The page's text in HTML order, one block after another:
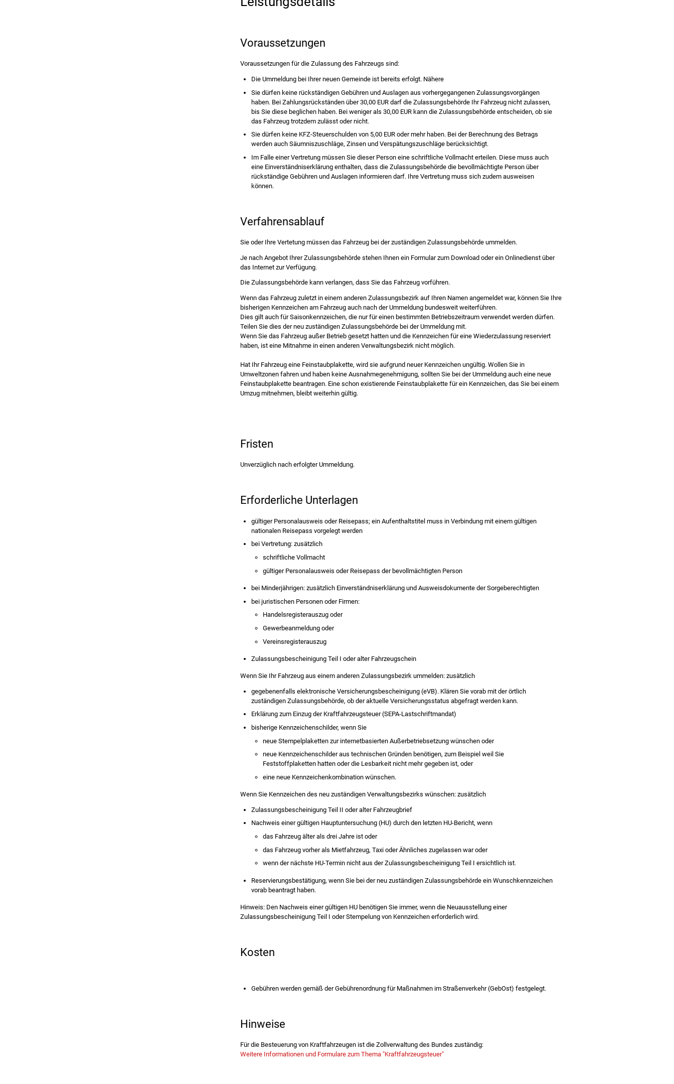
Voraussetzungen
Voraussetzungen für die Zulassung des Fahrzeugs sind:
Die Ummeldung bei Ihrer neuen Gemeinde ist bereits erfolgt. Nähere
Sie dürfen keine rückständigen Gebühren und Auslagen aus vorhergegangenen Zulassungsvorgängen
haben. Bei Zahlungsrückständen über 30,00 EUR darf die Zulassungsbehörde Ihr Fahrzeug nicht zulassen,
bis Sie diese beglichen haben. Bei weniger als 30,00 EUR kann die Zulassungsbehörde entscheiden, ob sie
das Fahrzeug trotzdem zulässt oder nicht.
Sie dürfen keine KFZ-Steuerschulden von 5,00 EUR oder mehr haben. Bei der Berechnung des Betrags
werden auch Säumniszuschläge, Zinsen und Verspätungszuschläge berücksichtigt.
Im Falle einer Vertretung müssen Sie dieser Person eine schriftliche Vollmacht erteilen. Diese muss auch
eine Einverständniserklärung enthalten, dass die Zulassungsbehörde die bevollmächtigte Person über
rückständige Gebühren und Auslagen informieren darf. Ihre Vertretung muss sich zudem ausweisen
können.
Verfahrensablauf
Sie oder Ihre Vertetung müssen das Fahrzeug bei der zuständigen Zulassungsbehörde ummelden.
Je nach Angebot Ihrer Zulassungsbehörde stehen Ihnen ein Formular zum Download oder ein Onlinedienst über
das Internet zur Verfügung.
Die Zulassungsbehörde kann verlangen, dass Sie das Fahrzeug vorführen.
Wenn das Fahrzeug zuletzt in einem anderen Zulassungsbezirk auf Ihren Namen angemeldet war, können Sie Ihre
bisherigen Kennzeichen am Fahrzeug auch nach der Ummeldung bundesweit weiterführen.
Dies gilt auch für Saisonkennzeichen, die nur für einen bestimmten Betriebszeitraum verwendet werden dürfen.
Teilen Sie dies der neu zuständigen Zulassungsbehörde bei der Ummeldung mit.
Wenn Sie das Fahrzeug außer Betrieb gesetzt hatten und die Kennzeichen für eine Wiederzulassung reserviert
haben, ist eine Mitnahme in einen anderen Verwaltungsbezirk nicht möglich.
Hat Ihr Fahrzeug eine Feinstaubplakette, wird sie aufgrund neuer Kennzeichen ungültig. Wollen Sie in
Umweltzonen fahren und haben keine Ausnahmegenehmigung, sollten Sie bei der Ummeldung auch eine neue
Feinstaubplakette beantragen. Eine schon existierende Feinstaubplakette für ein Kennzeichen, das Sie bei einem
Umzug mitnehmen, bleibt weiterhin gültig.
Fristen
Unverzüglich nach erfolgter Ummeldung.
Erforderliche Unterlagen
gültiger Personalausweis oder Reisepass; ein Aufenthaltstitel muss in Verbindung mit einem gültigen
nationalen Reisepass vorgelegt werden
bei Vertretung: zusätzlich
schriftliche Vollmacht
gültiger Personalausweis oder Reisepass der bevollmächtigten Person
bei Minderjährigen: zusätzlich Einverständniserklärung und Ausweisdokumente der Sorgeberechtigten
bei juristischen Personen oder Firmen:
Handelsregisterauszug oder
Gewerbeanmeldung oder
Vereinsregisterauszug
Zulassungsbescheinigung Teil I oder alter Fahrzeugschein
Wenn Sie Ihr Fahrzeug aus einem anderen Zulassungsbezirk ummelden: zusätzlich
gegebenenfalls elektronische Versicherungsbescheinigung (eVB). Klären Sie vorab mit der örtlich
zuständigen Zulassungsbehörde, ob der aktuelle Versicherungsstatus abgefragt werden kann.
Erklärung zum Einzug der Kraftfahrzeugsteuer (SEPA-Lastschriftmandat)
bisherige Kennzeichenschilder, wenn Sie
neue Stempelplaketten zur internetbasierten Außerbetriebsetzung wünschen oder
neue Kennzeichenschilder aus technischen Gründen benötigen, zum Beispiel weil Sie
Feststoffplaketten hatten oder die Lesbarkeit nicht mehr gegeben ist, oder
eine neue Kennzeichenkombination wünschen.
Wenn Sie Kennzeichen des neu zuständigen Verwaltungsbezirks wünschen: zusätzlich
Zulassungsbescheinigung Teil II oder alter Fahrzeugbrief
Nachweis einer gültigen Hauptuntersuchung (HU) durch den letzten HU-Bericht, wenn
das Fahrzeug älter als drei Jahre ist oder
das Fahrzeug vorher als Mietfahrzeug, Taxi oder Ähnliches zugelassen war oder
wenn der nächste HU-Termin nicht aus der Zulassungsbescheinigung Teil I ersichtlich ist.
Reservierungsbestätigung, wenn Sie bei der neu zuständigen Zulassungsbehörde ein Wunschkennzeichen
vorab beantragt haben.
Hinweis: Den Nachweis einer gültigen HU benötigen Sie immer, wenn die Neuausstellung einer
Zulassungsbescheinigung Teil I oder Stempelung von Kennzeichen erforderlich wird.
Kosten
Gebühren werden gemäß der Gebührenordnung für Maßnahmen im Straßenverkehr (GebOst) festgelegt.
Hinweise
Für die Besteuerung von Kraftfahrzeugen ist die Zollverwaltung des Bundes zuständig:
Weitere Informationen und Formulare zum Thema "Kraftfahrzeugsteuer"